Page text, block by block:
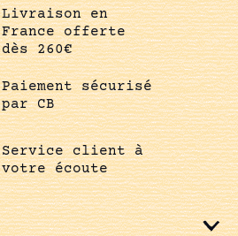
Livraison en
France offerte
dès 260€
Paiement sécurisé
par CB
Service client à
votre écoute